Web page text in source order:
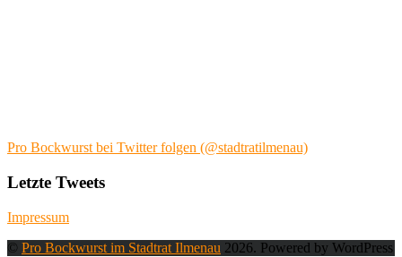
Pro Bockwurst bei Twitter folgen (@stadtratilmenau)
Letzte Tweets
Impressum
© Pro Bockwurst im Stadtrat Ilmenau 2026. Powered by WordPress